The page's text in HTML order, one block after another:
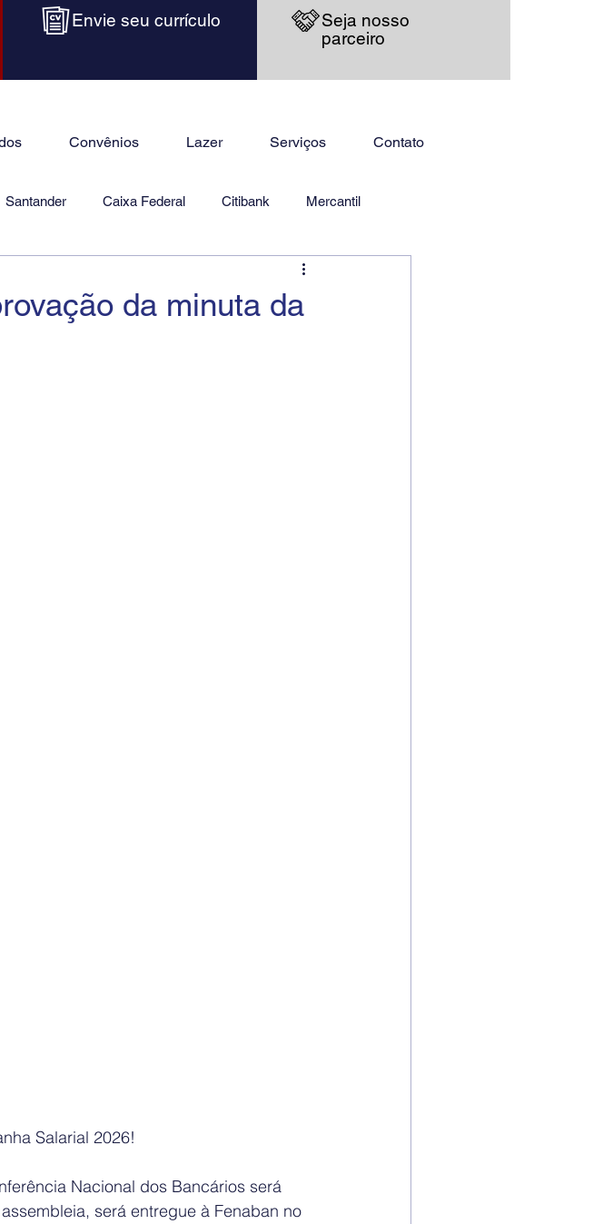
Envie seu currículo
Seja nosso
parceiro
Convênios Lazer Serviços Contato
Santander Caixa Federal Citibank Mercantil
da minuta da
Salarial 2026!
Nacional dos Bancários será
será entregue à Fenaban no